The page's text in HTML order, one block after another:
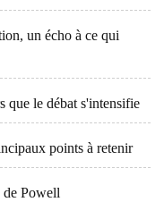
un écho à ce qui
que le débat s'intensifie
points à retenir
Powell